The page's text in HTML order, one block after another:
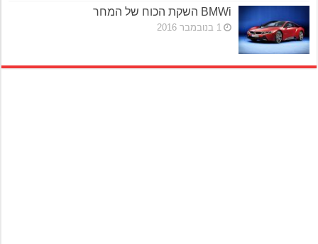
BMWi השקת הכוח של המחר
1 בנובמבר 2016